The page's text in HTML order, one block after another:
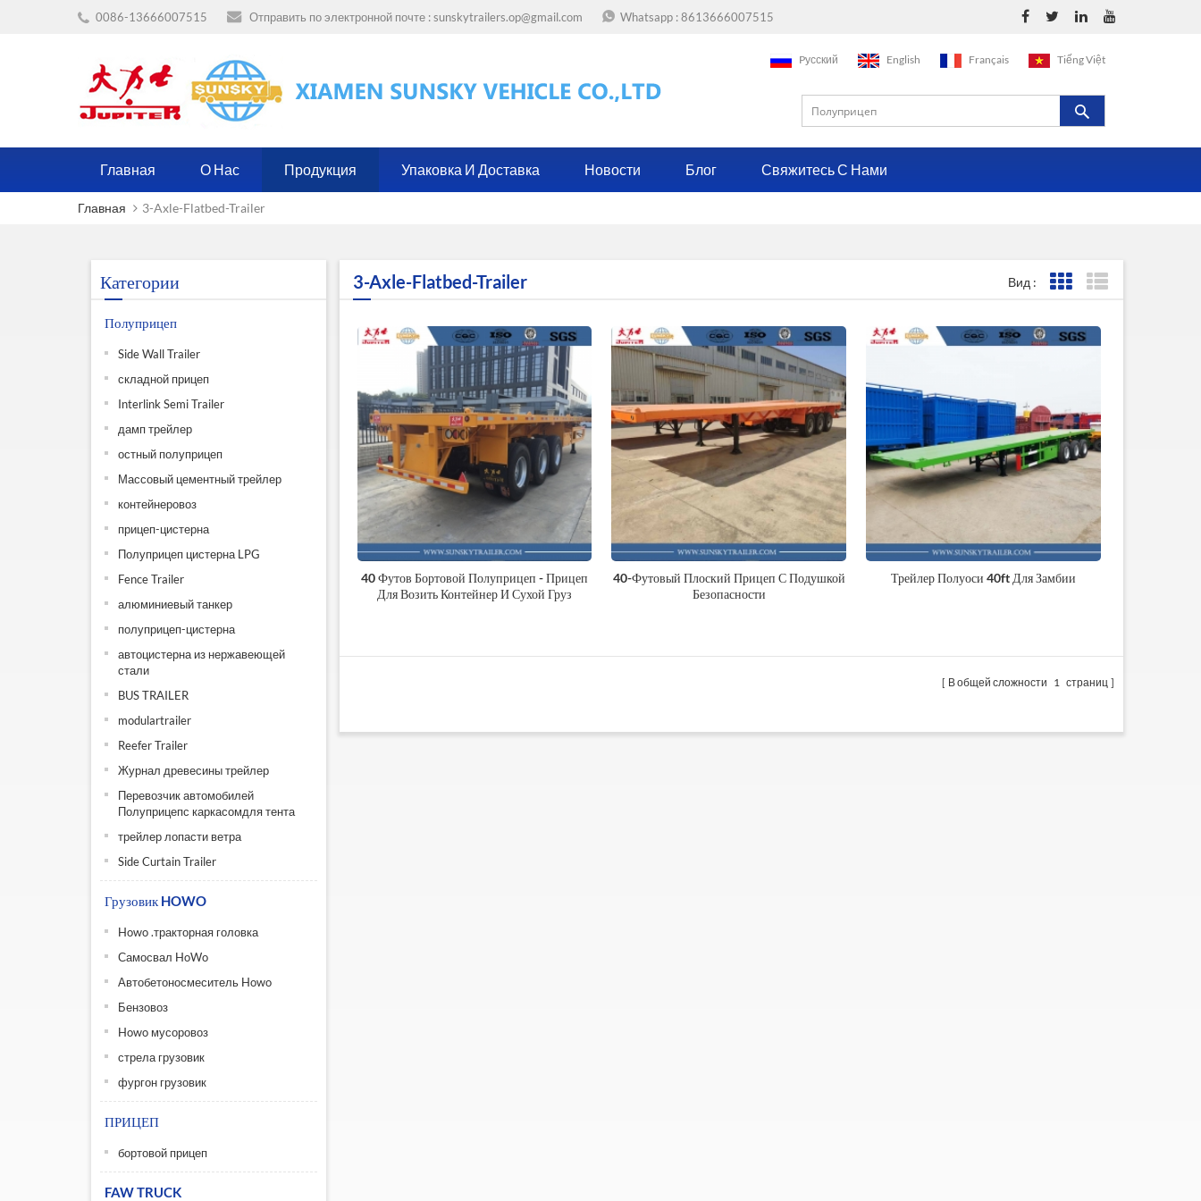
0086-13666007515 Отправить по электронной почте :sunskytrailers.op@gmail.com Whatsapp :8613666007515
Pусский English Français Tiếng Việt
Главная О Нас Продукция Упаковка И Доставка Новости Блог Свяжитесь С Нами
Главная 3-Axle-Flatbed-Trailer
Категории
Полуприцеп
Side Wall Trailer
складной прицеп
Interlink Semi Trailer
дамп трейлер
остный полуприцеп
Массовый цементный трейлер
контейнеровоз
прицеп-цистерна
Полуприцеп цистерна LPG
Fence Trailer
алюминиевый танкер
полуприцеп-цистерна
автоцистерна из нержавеющей
стали
BUS TRAILER
modulartrailer
Reefer Trailer
Журнал древесины трейлер
Перевозчик автомобилей
Полуприцепс каркасомдля тента
трейлер лопасти ветра
Side Curtain Trailer
Грузовик HOWO
Howo .тракторная головка
Самосвал HoWo
Автобетоносмеситель Howo
Бензовоз
Howo мусоровоз
стрела грузовик
фургон грузовик
ПРИЦЕП
бортовой прицеп
FAW TRUCK
3-Axle-Flatbed-Trailer Вид : Представление сетки
40 Футов Бортовой Полуприцеп - Прицеп
Для Возить Контейнер И Сухой Груз
40-Футовый Плоский Прицеп С Подушкой
Безопасности
Трейлер Полуоси 40ft Для Замбии
В общей сложности 1 страниц